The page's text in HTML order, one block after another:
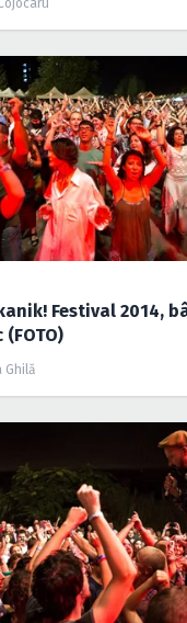
Festival 2014,
Ghilă